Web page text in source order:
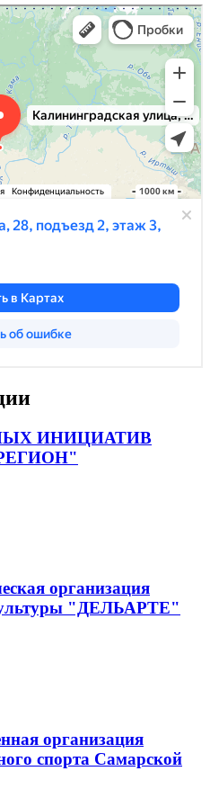
ИНИЦИАТИВ
организация
"ДЕЛЬАРТЕ"
организация
спорта Самарской